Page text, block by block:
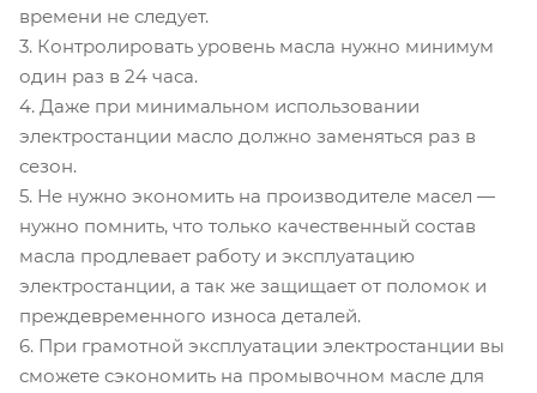
времени не следует.
3. Контролировать уровень масла нужно минимум
один раз в 24 часа.
4. Даже при минимальном использовании
электростанции масло должно заменяться раз в
сезон.
5. Не нужно экономить на производителе масел —
нужно помнить, что только качественный состав
масла продлевает работу и эксплуатацию
электростанции, а так же защищает от поломок и
преждевременного износа деталей.
6. При грамотной эксплуатации электростанции вы
сможете сэкономить на промывочном масле для